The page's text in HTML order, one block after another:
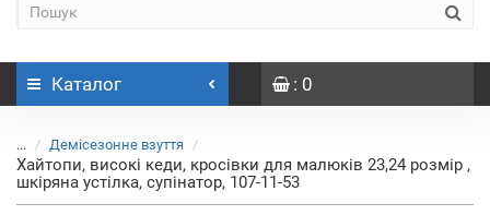
Каталог : 0
... Демісезонне взуття
Хайтопи, високі кеди, кросівки для малюків 23,24 розмір ,
шкіряна устілка, супінатор, 107-11-53